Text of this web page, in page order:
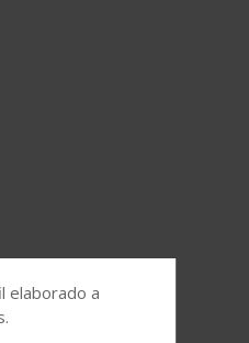
elaborado a